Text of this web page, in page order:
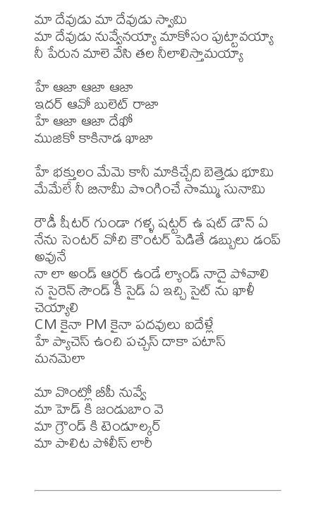
మా దేవుడు మా దేవుడు స్వామి
మా దేవుడు నువ్వేనయ్యా మాకోసం పుట్టావయ్యా
నీ పేరున మాలె వేసి తల నీలాలిస్తామయ్యా
హే ఆజా ఆజా ఆజా
ఇదర్ ఆవో బులెట్ రాజా
హే ఆజా ఆజా దేఖో
ముజికో కాకినాడ ఖాజా
హే భక్తులం మేమె కానీ మాకిచ్చేది బెత్తెడు భూమి
మేమేలే నీ బినామీ పొంగించే సొమ్ము సునామి
రౌడీ షీటర్ గుండా గళ్ళ షట్టర్ ఉ షట్ డౌన్ ఏ
నేను సెంటర్ వోచి కౌంటర్ పెడితే డబ్బులు డంప్
అవునే
నా లా అండ్ ఆర్డర్ ఉండే ల్యాండ్ నాదై పోవాలి
న సైరెన్ సౌండ్ కి సైడ్ ఏ ఇచ్చి సైట్ ను ఖాళీ
చెయ్యాలి
CM కైనా PM కైనా పదవులు ఐదేళ్లే
హే ప్యాచెస్ ఉంచి పచ్చస్ దాకా పటాస్
మనమెలా
మా వొంట్లో బీపీ నువ్వే
మా హెడ్ కి జండుబాం వె
మా గ్రౌండ్ కి టెండూల్కర్
మా పాలిట పోలీస్ లారీ